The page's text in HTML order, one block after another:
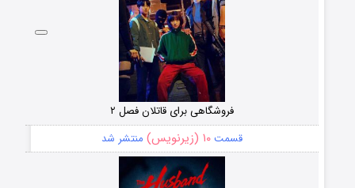
فروشگاهی برای قاتلان فصل ۲
قسمت۱۰ (زیرنویس) منتشر شد